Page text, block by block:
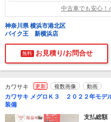
中古車でも安心！
神奈川県 横浜市港北区
バイク王 新横浜店
無料 お見積り/お問合せ
カワサキ 更新 複数画像 動画
カワサキ メグロＫ３ ２０２２年モデ
装備
支払総額